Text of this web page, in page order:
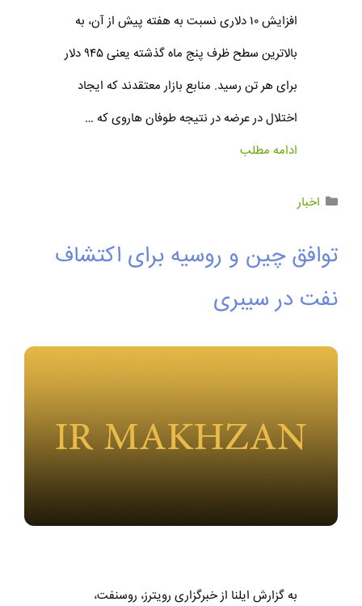
افزایش ۱۰ دلاری نسبت به هفته پیش از آن، به
بالاترین سطح ظرف پنج ماه گذشته یعنی ۹۴۵ دلار
برای هر تن رسید. منابع بازار معتقدند که ایجاد
اختلال در عرضه در نتیجه طوفان هاروی که …
ادامه مطلب
اخبار
توافق چین و روسیه برای اکتشاف
نفت در سیبری
به گزارش ایلنا از خبرگزاری رویترز، روسنفت،